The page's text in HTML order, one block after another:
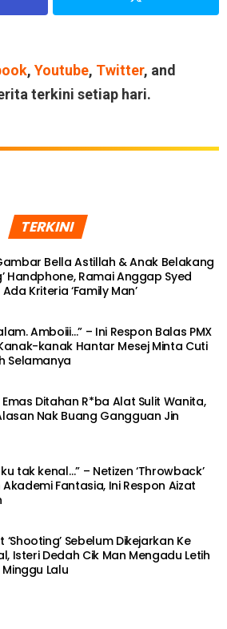
, Youtube, Twitter, and
terkini setiap hari.
TERKINI
Bella Astillah & Anak Belakang
Handphone, Ramai Anggap Syed
Kriteria ‘Family Man’
Amboiii…” – Ini Respon Balas PMX
kanak Hantar Mesej Minta Cuti
Selamanya
Ditahan R*ba Alat Sulit Wanita,
Nak Buang Gangguan Jin
tak kenal…” – Netizen ‘Throwback’
Fantasia, Ini Respon Aizat
‘Shooting’ Sebelum Dikejarkan Ke
Isteri Dedah Cik Man Mengadu Letih
Minggu Lalu